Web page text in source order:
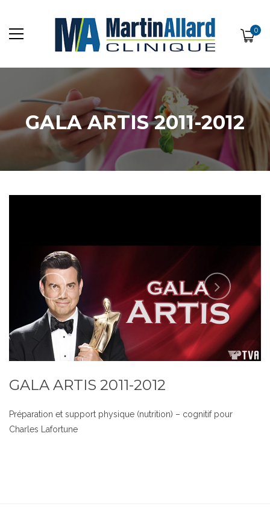
0
GALA ARTIS 2011-2012
GALA ARTIS 2011-2012
Préparation et support physique (nutrition) – cognitif pour
Charles Lafortune